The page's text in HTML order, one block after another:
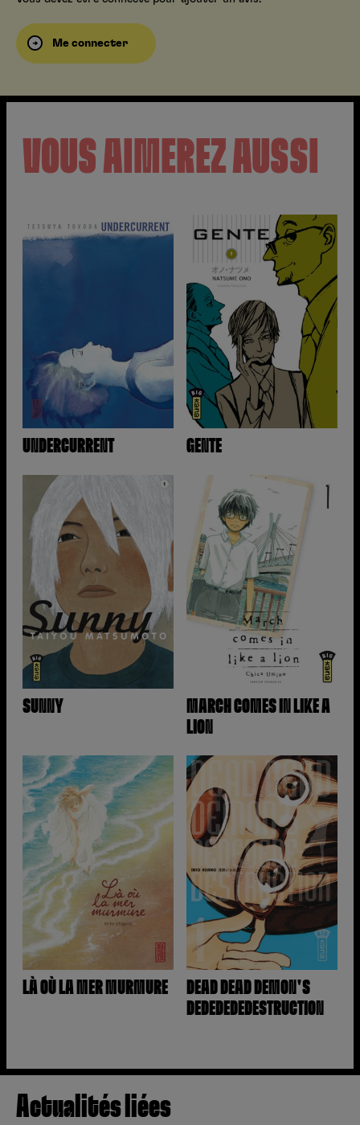
Me connecter
VOUS AIMEREZ AUSSI
UNDERCURRENT GENTE
SUNNY
MARCH COMES IN LIKE A
LION
LÀ OÙ LA MER MURMURE
DEAD DEAD DEMON'S
DEDEDEDEDESTRUCTION
Actualités liées